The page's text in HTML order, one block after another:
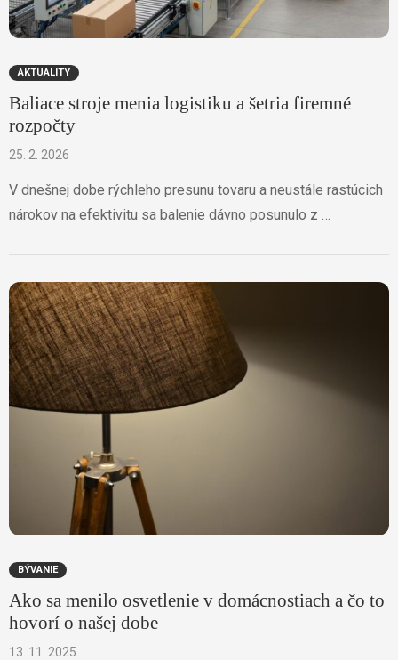
AKTUALITY
Baliace stroje menia logistiku a šetria firemné
rozpočty
25. 2. 2026
V dnešnej dobe rýchleho presunu tovaru a neustále rastúcich
nárokov na efektivitu sa balenie dávno posunulo z …
BÝVANIE
Ako sa menilo osvetlenie v domácnostiach a čo to
hovorí o našej dobe
13. 11. 2025